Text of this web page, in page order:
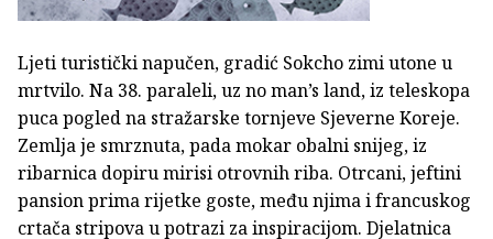
Ljeti turistički napučen, gradić Sokcho zimi utone u
mrtvilo. Na 38. paraleli, uz no man’s land, iz teleskopa
puca pogled na stražarske tornjeve Sjeverne Koreje.
Zemlja je smrznuta, pada mokar obalni snijeg, iz
ribarnica dopiru mirisi otrovnih riba. Otrcani, jeftini
pansion prima rijetke goste, među njima i francuskog
crtača stripova u potrazi za inspiracijom. Djelatnica